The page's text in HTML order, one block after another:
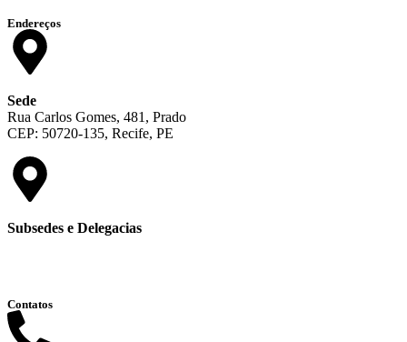
Endereços
Sede
Rua Carlos Gomes, 481, Prado
CEP: 50720-135, Recife, PE
Subsedes e Delegacias
Contatos